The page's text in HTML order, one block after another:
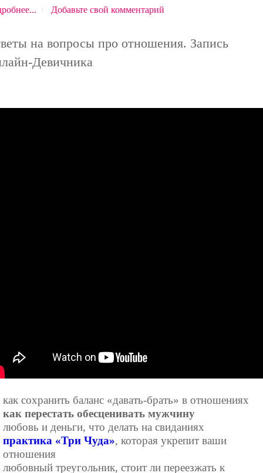
Добавьте свой комментарий
на вопросы про отношения. Запись
Девичника
как сохранить баланс «давать-брать» в отношениях
как перестать обесценивать мужчину
любовь и дeньги, что делать на свиданиях
практика «Три Чуда», которая укрепит ваши
отношения
любовный треугольник, стоит ли переезжать к